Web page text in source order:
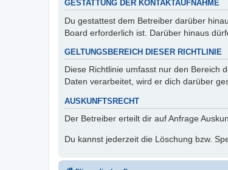
GESTATTUNG DER KONTAKTAUFNAHME
Du gestattest dem Betreiber darüber
Board erforderlich ist. Darüber hinaus
GELTUNGSBEREICH DIESER RICHTLINIE
Diese Richtlinie umfasst nur den Bereich
Daten verarbeitet, wird er dich darüber
AUSKUNFTSRECHT
Der Betreiber erteilt dir auf Anfrage
Du kannst jederzeit die Löschung bzw.